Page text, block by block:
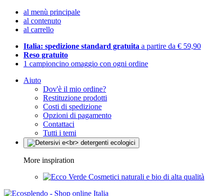
al menù principale
al contenuto
al carrello
Italia: spedizione standard gratuita a partire da € 59,90
Reso gratuito
1 campioncino omaggio con ogni ordine
Aiuto
Dov'è il mio ordine?
Restituzione prodotti
Costi di spedizione
Opzioni di pagamento
Contattaci
Tutti i temi
More inspiration
Cosmetici naturali e bio di alta qualità